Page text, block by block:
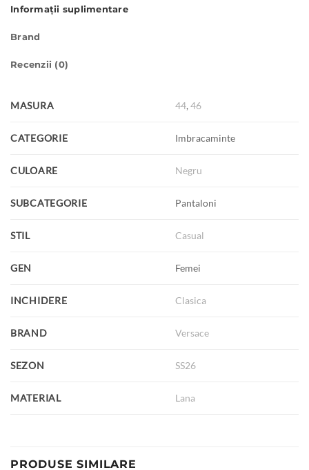
Informații suplimentare
Brand
Recenzii (0)
MASURA 44,46
CATEGORIE Imbracaminte
CULOARE Negru
SUBCATEGORIE Pantaloni
STIL Casual
GEN Femei
INCHIDERE Clasica
BRAND Versace
SEZON SS26
MATERIAL Lana
PRODUSE SIMILARE